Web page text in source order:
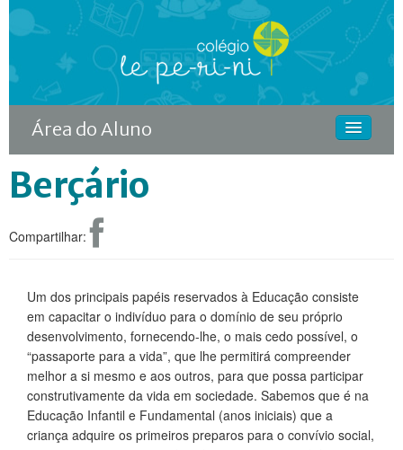
Área do Aluno
O COLÉGIO
CURSOS
ACONTECE
MATRÍCULA
CONTATO
Berçário
Compartilhar:
Um dos principais papéis reservados à Educação consiste
em capacitar o indivíduo para o domínio de seu próprio
desenvolvimento, fornecendo-lhe, o mais cedo possível, o
“passaporte para a vida”, que lhe permitirá compreender
melhor a si mesmo e aos outros, para que possa participar
construtivamente da vida em sociedade. Sabemos que é na
Educação Infantil e Fundamental (anos iniciais) que a
criança adquire os primeiros preparos para o convívio social,